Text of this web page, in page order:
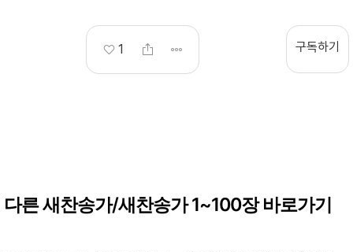
1 구독하기
다른 새찬송가/새찬송가 1~100장 바로가기